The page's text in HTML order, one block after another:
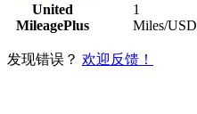
United
MileagePlus
1
Miles/USD
发现错误？ 欢迎反馈！